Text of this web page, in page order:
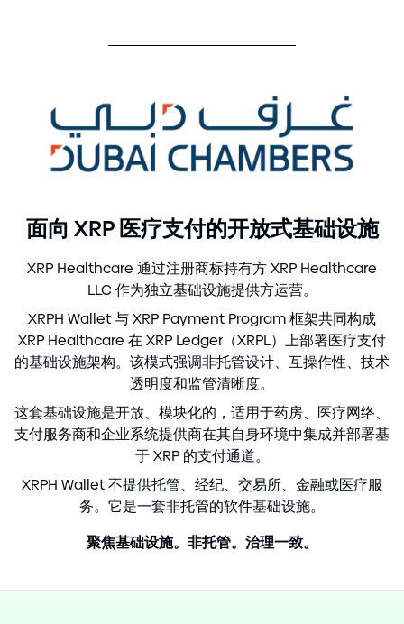
面向 XRP 医疗支付的开放式基础设施
XRP Healthcare 通过注册商标持有方 XRP Healthcare
LLC 作为独立基础设施提供方运营。
XRPH Wallet 与 XRP Payment Program 框架共同构成
XRP Healthcare 在 XRP Ledger（XRPL）上部署医疗支付
的基础设施架构。该模式强调非托管设计、互操作性、技术
透明度和监管清晰度。
这套基础设施是开放、模块化的，适用于药房、医疗网络、
支付服务商和企业系统提供商在其自身环境中集成并部署基
于 XRP 的支付通道。
XRPH Wallet 不提供托管、经纪、交易所、金融或医疗服
务。它是一套非托管的软件基础设施。
聚焦基础设施。非托管。治理一致。